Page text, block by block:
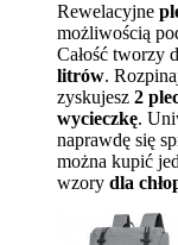
Rewelacyjne
możliwością
Całość tworzy
litrów.
zyskujesz 2
wycieczkę.
naprawdę się
można kupić
wzory dla